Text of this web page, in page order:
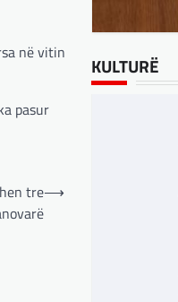
në vitin
pasur
tre⟶
KULTURË